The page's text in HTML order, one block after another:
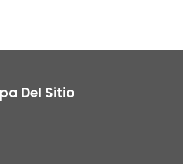
Del Sitio